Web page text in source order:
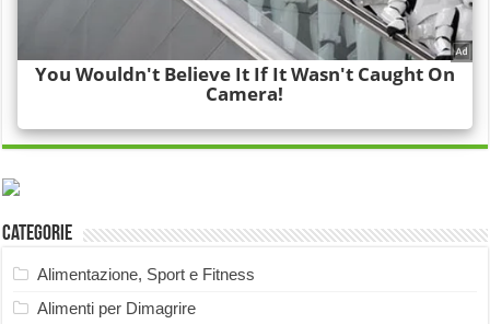
Categorie
Alimentazione, Sport e Fitness
Alimenti per Dimagrire